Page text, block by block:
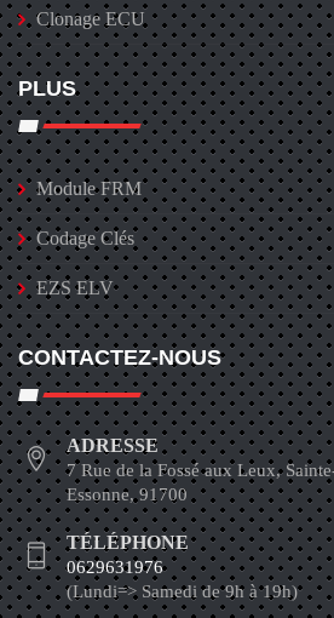
Clonage ECU
PLUS
Module FRM
Codage Clés
EZS ELV
CONTACTEZ-NOUS
ADRESSE
7 Rue de la Fossé aux Leux,
Essonne, 91700
TÉLÉPHONE
0629631976
(Lundi=> Samedi de 9h à 19h)